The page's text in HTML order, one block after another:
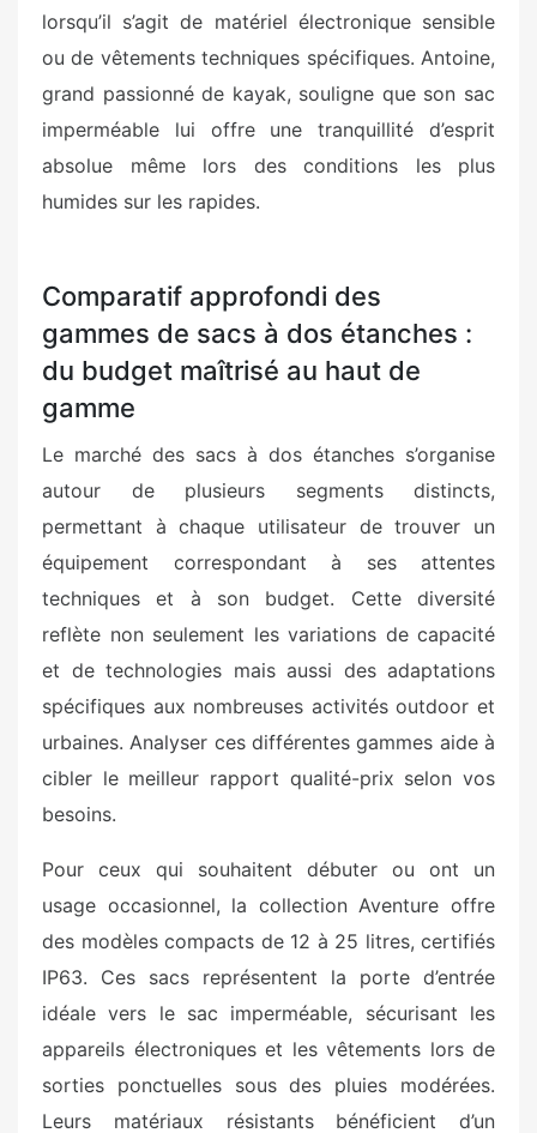
lorsqu’il s’agit de matériel électronique sensible
ou de vêtements techniques spécifiques. Antoine,
grand passionné de kayak, souligne que son sac
imperméable lui offre une tranquillité d’esprit
absolue même lors des conditions les plus
humides sur les rapides.
Comparatif approfondi des
gammes de sacs à dos étanches :
du budget maîtrisé au haut de
gamme
Le marché des sacs à dos étanches s’organise
autour de plusieurs segments distincts,
permettant à chaque utilisateur de trouver un
équipement correspondant à ses attentes
techniques et à son budget. Cette diversité
reflète non seulement les variations de capacité
et de technologies mais aussi des adaptations
spécifiques aux nombreuses activités outdoor et
urbaines. Analyser ces différentes gammes aide à
cibler le meilleur rapport qualité-prix selon vos
besoins.
Pour ceux qui souhaitent débuter ou ont un
usage occasionnel, la collection Aventure offre
des modèles compacts de 12 à 25 litres, certifiés
IP63. Ces sacs représentent la porte d’entrée
idéale vers le sac imperméable, sécurisant les
appareils électroniques et les vêtements lors de
sorties ponctuelles sous des pluies modérées.
Leurs matériaux résistants bénéficient d’un